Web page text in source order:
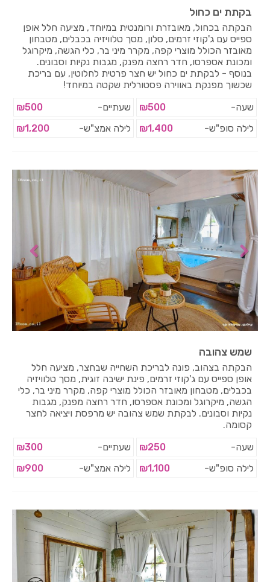
בקתת ים כחול
הבקתה בכחול, מאובזרת ורומנטית במיוחד, מציעה חלל אופן
ספייס עם ג'קוזי זרמים, סלון, מסך טלוויזיה בכבלים, מטבחון
מאובזר הכולל מוצרי קפה, מקרר מיני בר, כלי הגשה, מיקרוגל
ומכונת אספרסו, חדר רחצה מפנק, מגבות נקיות וסבונים.
בנוסף - לבקתת ים כחול יש חצר פרטית לחלוטין, עם בריכת
שכשוך מפנקת באווירה פסטורלית שקטה במיוחד!
שעה-
₪500 שעתיים-
₪500
לילה סופ"ש-
₪1,400 לילה אמצ"ש- ₪1,200
שמש צהובה
הבקתה בצהוב, פונה לבריכת השחייה שבחצר, מציעה חלל
אופן ספייס עם ג'קוזי זרמים, פינת ישיבה זוגית, מסך טלוויזיה
בכבלים, מטבחון מאובזר הכולל מוצרי קפה, מקרר מיני בר, כלי
הגשה, מיקרוגל ומכונת אספרסו, חדר רחצה מפנק, מגבות
נקיות וסבונים. לבקתת שמש צהובה יש מרפסת ויציאה לחצר
קסומה.
שעה-
₪250 שעתיים-
₪300
לילה סופ"ש-
₪1,100 לילה אמצ"ש- ₪900